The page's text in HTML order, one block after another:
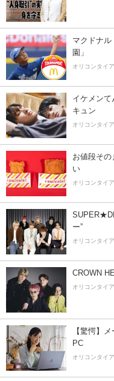
マクドナ
園」
オリコンタイ
イケメン
キュン
オリコンタイ
お値段そ
い
オリコンタイ
ー”
オリコンタイ
CROWN
オリコンタイ
【驚愕】
PC
オリコンタイ